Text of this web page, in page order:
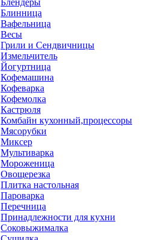
Блендеры
Блинница
Вафельница
Весы
Грили и Сендвичницы
Измельчитель
Йогуртница
Кофемашина
Кофеварка
Кофемолка
Кастрюля
Комбайн кухонный,процессоры
Мясорубки
Миксер
Мультиварка
Мороженица
Овощерезка
Плитка настольная
Пароварка
Перечница
Принадлежности для кухни
Соковыжималка